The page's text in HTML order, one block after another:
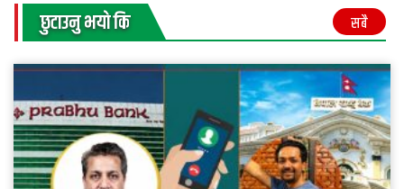
छुटाउनु भयाे कि सबै